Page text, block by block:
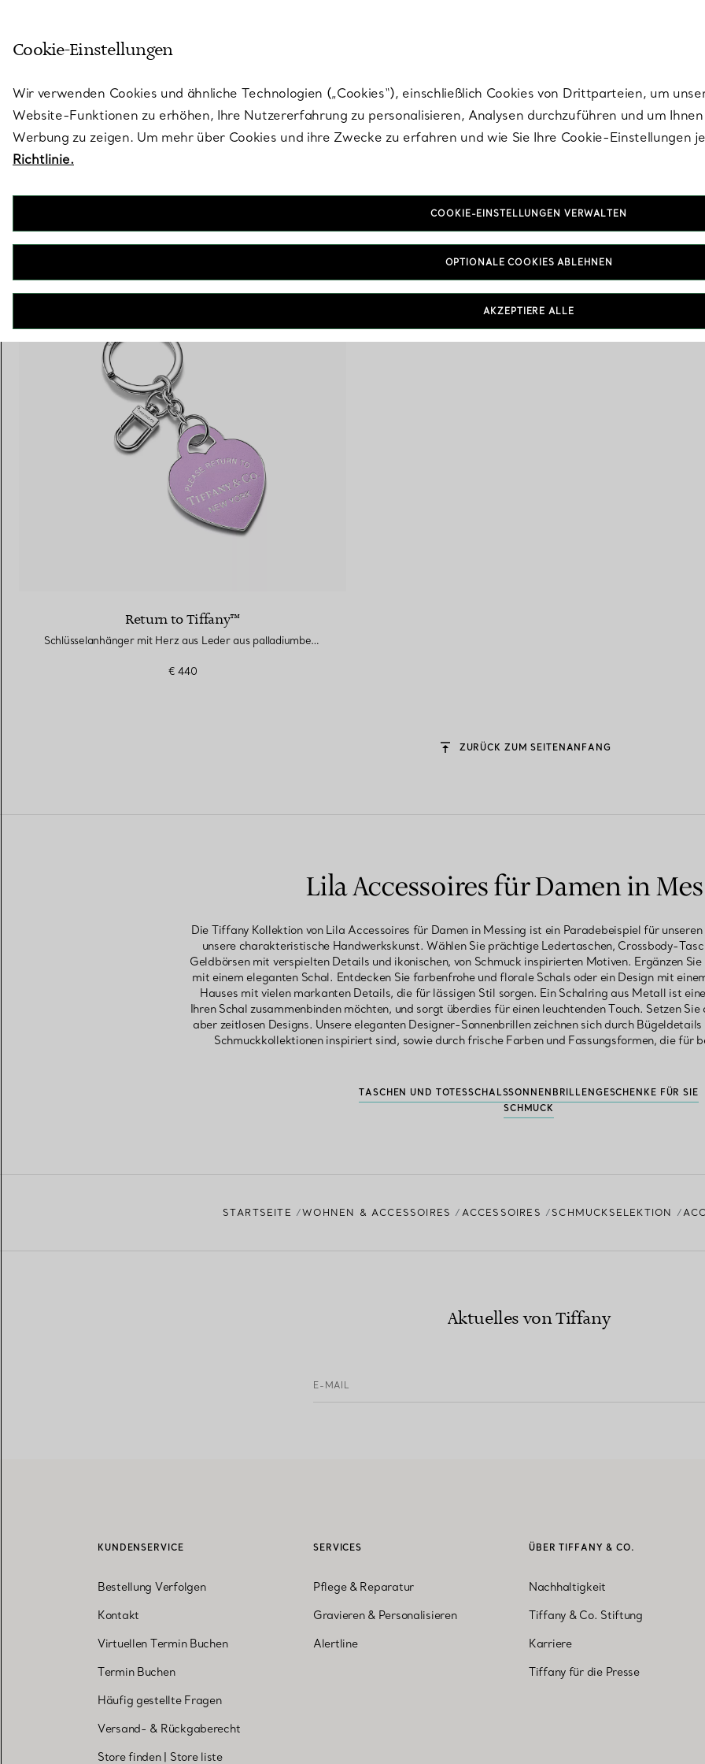
Eheringe für Damen
Vereinbaren Sie Ihren
Lila Accessoires für Damen in
Messing
Return to Tiffany™
Schlüsselanhänger mit Herz aus Leder aus palladiumbeschichtetem Messing
€ 440
ZURÜCK ZUM SEITENANFANG
Lila Accessoires für Damen in
Die Tiffany Kollektion von Lila Accessoires für Damen in Messing ist ein Paradebeispiel für
unsere charakteristische Handwerkskunst. Wählen Sie prächtige Ledertaschen, Crossbody-
Geldbörsen mit verspielten Details und ikonischen, von Schmuck inspirierten Motiven. Ergänzen
mit einem eleganten Schal. Entdecken Sie farbenfrohe und florale Schals oder ein Design mit
Hauses mit vielen markanten Details, die für lässigen Stil sorgen. Ein Schalring aus Metall ist
Ihren Schal zusammenbinden möchten, und sorgt überdies für einen leuchtenden Touch. Setzen
aber zeitlosen Designs. Unsere eleganten Designer-Sonnenbrillen zeichnen sich durch Bügeldetails
Schmuckkollektionen inspiriert sind, sowie durch frische Farben und Fassungsformen, die für
TASCHEN UND TOTESSCHALSSONNENBRILLEN GESCHENKE FÜR SIE
SCHMUCK
STARTSEITE WOHNEN & ACCESSOIRES ACCESSOIRES SCHMUCKSELEKTION
Aktuelles von Tiffany
E-MAIL
KUNDENSERVICE
Bestellung Verfolgen
Kontakt
Virtuellen Termin Buchen
Termin Buchen
Häufig gestellte Fragen
Versand- & Rückgaberecht
Store finden| Store liste
SERVICES
Pflege & Reparatur
Gravieren & Personalisieren
Alertline
ÜBER TIFFANY & CO.
Nachhaltigkeit
Tiffany & Co. Stiftung
Karriere
Tiffany für die Presse
Cookie-Einstellungen
Wir verwenden Cookies und ähnliche Technologien („Cookies“), einschließlich Cookies von Drittparteien, um
Website-Funktionen zu erhöhen, Ihre Nutzererfahrung zu personalisieren, Analysen durchzuführen und um
Werbung zu zeigen. Um mehr über Cookies und ihre Zwecke zu erfahren und wie Sie Ihre Cookie-Einstellungen
Richtlinie.
COOKIE-EINSTELLUNGEN VERWALTEN
OPTIONALE COOKIES ABLEHNEN
AKZEPTIERE ALLE